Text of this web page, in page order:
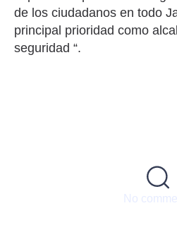
de los ciudadanos en todo
principal prioridad como
seguridad “.
No